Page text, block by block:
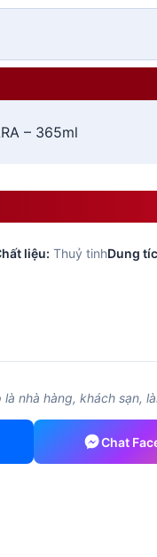
– 365ml
liệu: Thuỷ tinhDung
là nhà hàng, khách sạn,
Chat